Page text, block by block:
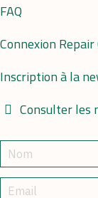
FAQ
Connexion Repair
Inscription à la
Consulter les